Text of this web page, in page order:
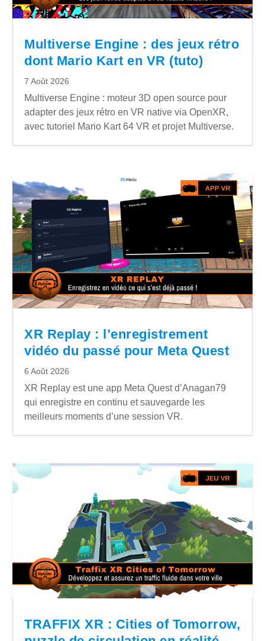
Multiverse Engine : des jeux rétro
dont Mario Kart en VR (tuto)
7 Août 2026
Multiverse Engine : moteur 3D open source pour
adapter des jeux rétro en VR native via OpenXR,
avec tutoriel Mario Kart 64 VR et projet Multiverse.
XR Replay : l’enregistrement
vidéo du passé pour Meta Quest
6 Août 2026
XR Replay est une app Meta Quest d’Anagan79
qui enregistre en continu et sauvegarde les
meilleurs moments d’une session VR.
TRAFFIX XR : Cities of Tomorrow,